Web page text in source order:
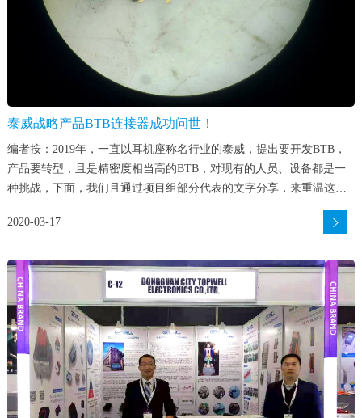
泰威战略产品BTB连接器成功问世！
编者按：2019年，一直以耳机座称名行业的泰威，提出要开发BTB，
产品要转型，且是精密度相当高的BTB，对现有的人员、设备都是一
种挑战，下面，我们且通过项目组部分代表的文字分享，来重温这一
2020-03-17